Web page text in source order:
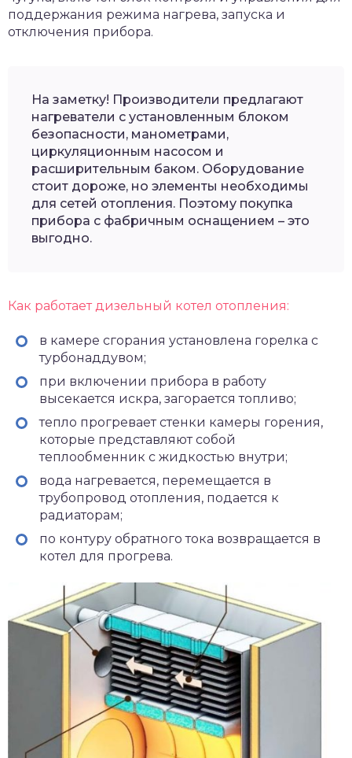
поддержания режима нагрева, запуска и
отключения прибора.
На заметку! Производители предлагают
нагреватели с установленным блоком
безопасности, манометрами,
циркуляционным насосом и
расширительным баком. Оборудование
стоит дороже, но элементы необходимы
для сетей отопления. Поэтому покупка
прибора с фабричным оснащением – это
выгодно.
Как работает дизельный котел отопления:
в камере сгорания установлена горелка с
турбонаддувом;
при включении прибора в работу
высекается искра, загорается топливо;
тепло прогревает стенки камеры горения,
которые представляют собой
теплообменник с жидкостью внутри;
вода нагревается, перемещается в
трубопровод отопления, подается к
радиаторам;
по контуру обратного тока возвращается в
котел для прогрева.